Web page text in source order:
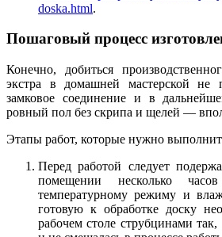
doska.html.
Пошаговый процесс
Конечно, добиться
экстра в домашней мастерской не
замковое соединение и в
ровный пол без скрипа и щелей —
Этапы работ, которые нужно
Перед работой следует
помещении несколько
температурному режиму и
готовую к обработке доску
рабочем столе струбцинами